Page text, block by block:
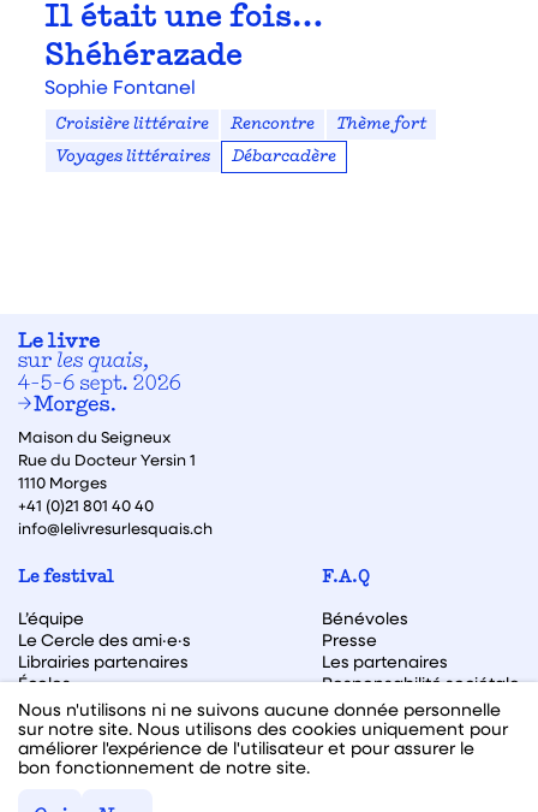
Il était une fois…
Shéhérazade
Sophie Fontanel
Croisière littéraire Rencontre
Thème fort
Voyages littéraires
Débarcadère
Maison du Seigneux
Rue du Docteur Yersin 1
1110 Morges
+41 (0)21 801 40 40
info@lelivresurlesquais.ch
Le festival
L’équipe
Le Cercle des ami·e·s
Librairies partenaires
Écoles
F.A.Q
Bénévoles
Presse
Les partenaires
Responsabilité sociétale
Archive des éditions
Archive des autrices et auteurs
Nous n'utilisons ni ne suivons aucune donnée personnelle
sur notre site. Nous utilisons des cookies uniquement pour
améliorer l'expérience de l'utilisateur et pour assurer le
bon fonctionnement de notre site.